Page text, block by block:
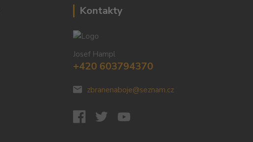
Kontakty
Josef Hampl
+420 603794370
zbranenaboje@seznam.cz